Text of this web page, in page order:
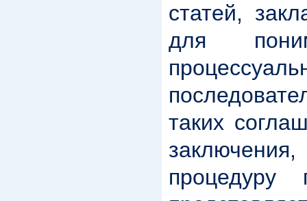
статей,
для
таких
процедуру